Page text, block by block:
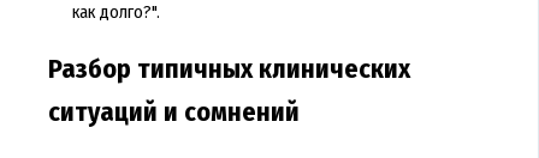
как долго?".
Разбор типичных клинических
ситуаций и сомнений